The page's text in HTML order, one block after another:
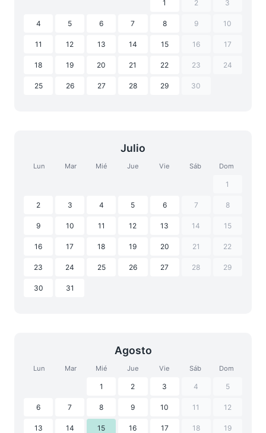
1 2 3
4 5 6 7 8 9 10
11 12 13 14 15 16 17
18 19 20 21 22 23 24
25 26 27 28 29 30
Julio
Lun Mar Mié Jue Vie Sáb Dom
1
2 3 4 5 6 7 8
9 10 11 12 13 14 15
16 17 18 19 20 21 22
23 24 25 26 27 28 29
30 31
Agosto
Lun Mar Mié Jue Vie Sáb Dom
1 2 3 4 5
6 7 8 9 10 11 12
13 14 15 16 17 18 19